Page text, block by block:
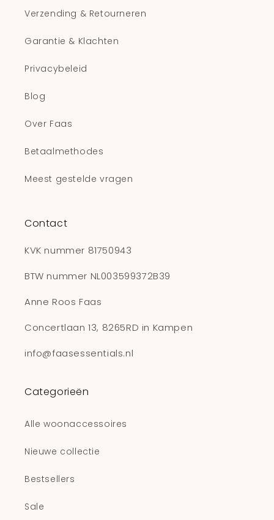
Verzending & Retourneren
Garantie & Klachten
Privacybeleid
Blog
Over Faas
Betaalmethodes
Meest gestelde vragen
Contact
KVK nummer 81750943
BTW nummer NL003599372B39
Anne Roos Faas
Concertlaan 13, 8265RD in Kampen
info@faasessentials.nl
Categorieën
Alle woonaccessoires
Nieuwe collectie
Bestsellers
Sale